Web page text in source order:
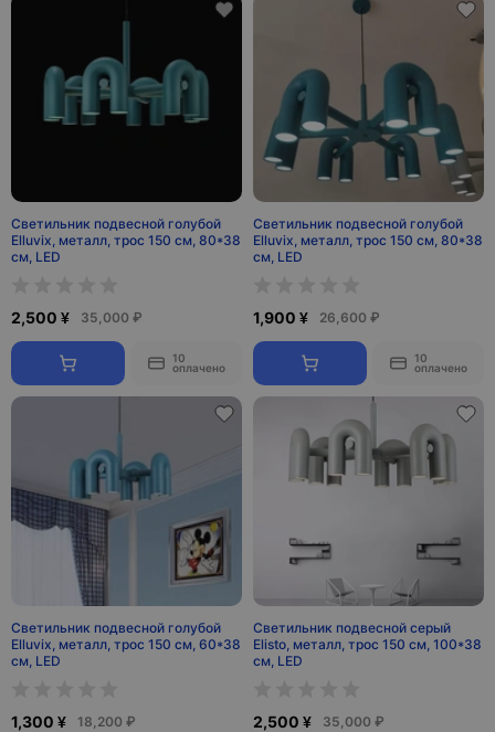
Светильник подвесной голубой
Elluvix, металл, трос 150 см, 80*38
см, LED
2,500 ¥ 35,000 ₽
10
оплачено
Светильник подвесной голубой
Elluvix, металл, трос 150 см, 80*38
см, LED
1,900 ¥ 26,600 ₽
10
оплачено
Светильник подвесной голубой
Elluvix, металл, трос 150 см, 60*38
см, LED
1,300 ¥ 18,200 ₽
Светильник подвесной серый
Elisto, металл, трос 150 см, 100*38
см, LED
2,500 ¥ 35,000 ₽